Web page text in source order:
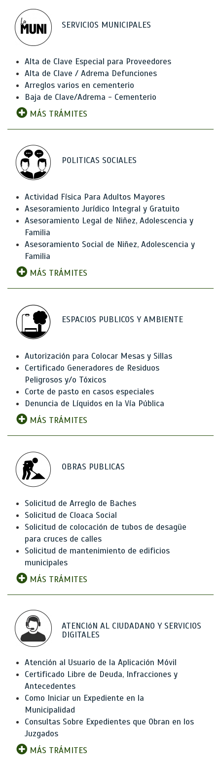
SERVICIOS MUNICIPALES
Alta de Clave Especial para Proveedores
Alta de Clave / Adrema Defunciones
Arreglos varios en cementerio
Baja de Clave/Adrema - Cementerio
MÁS TRÁMITES
POLITICAS SOCIALES
Actividad Física Para Adultos Mayores
Asesoramiento Jurídico Integral y Gratuito
Asesoramiento Legal de Niñez, Adolescencia y
Familia
Asesoramiento Social de Niñez, Adolescencia y
Familia
MÁS TRÁMITES
ESPACIOS PUBLICOS Y AMBIENTE
Autorización para Colocar Mesas y Sillas
Certificado Generadores de Residuos
Peligrosos y/o Tóxicos
Corte de pasto en casos especiales
Denuncia de Líquidos en la Vía Pública
MÁS TRÁMITES
OBRAS PUBLICAS
Solicitud de Arreglo de Baches
Solicitud de Cloaca Social
Solicitud de colocación de tubos de desagüe
para cruces de calles
Solicitud de mantenimiento de edificios
municipales
MÁS TRÁMITES
ATENCIóN AL CIUDADANO Y SERVICIOS
DIGITALES
Atención al Usuario de la Aplicación Móvil
Certificado Libre de Deuda, Infracciones y
Antecedentes
Como Iniciar un Expediente en la
Municipalidad
Consultas Sobre Expedientes que Obran en los
Juzgados
MÁS TRÁMITES